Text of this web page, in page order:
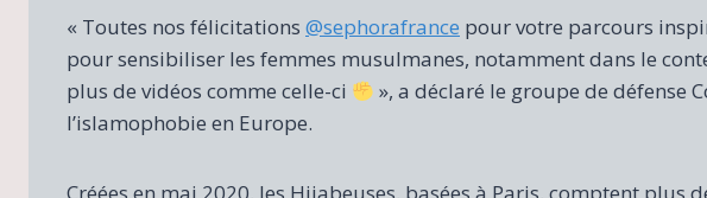
« Toutes nos félicitations @sephorafrance pour votre parcours
pour sensibiliser les femmes musulmanes, notamment dans le
plus de vidéos comme celle-ci
», a déclaré le groupe de défense
l’islamophobie en Europe.